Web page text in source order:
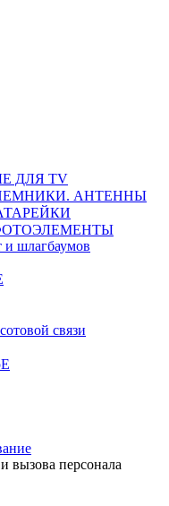
ДЛЯ TV
АНТЕННЫ
и шлагбаумов
связи
вызова персонала